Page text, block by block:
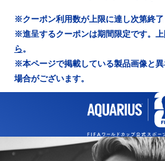
※クーポン利用数が上限に達し次第終了
※進呈するクーポンは期間限定です。
ら。
※本ページで掲載している製品画像と異
場合がございます。